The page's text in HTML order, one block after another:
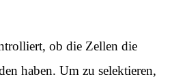
ob die Zellen die
haben. Um zu selektieren,